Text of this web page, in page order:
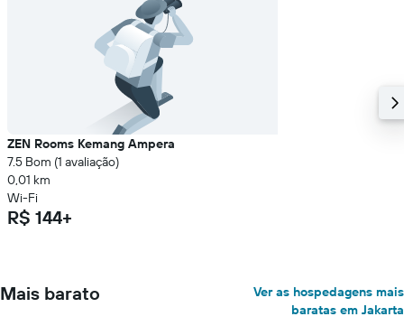
ZEN Rooms Kemang Ampera
7.5 Bom (1 avaliação)
0,01 km
Wi-Fi
R$ 144+
Mais barato
Ver as hospedagens mais
baratas em Jakarta